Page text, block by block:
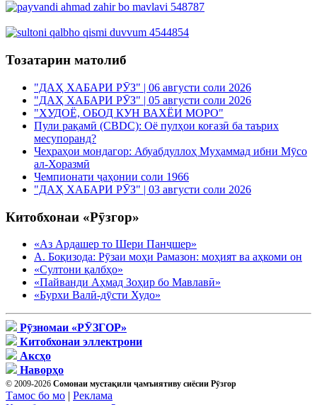
Тозатарин матолиб
"ДАҲ ХАБАРИ РӮЗ" | 06 августи соли 2026
"ДАҲ ХАБАРИ РӮЗ" | 05 августи соли 2026
"ХУДОЁ, ОБОД КУН ВАХЁИ МОРО"
Пули рақамӣ (CBDC): Оё пулҳои коғазӣ ба таърих
месупоранд?
Чеҳраҳои мондагор: Абуабдуллоҳ Муҳаммад ибни Мӯсо
ал-Хоразмӣ
Чемпионати ҷаҳонии соли 1966
"ДАҲ ХАБАРИ РӮЗ" | 03 августи соли 2026
Китобхонаи «Рӯзгор»
«Аз Ардашер то Шери Панҷшер»
А. Боқизода: Рӯзаи моҳи Рамазон: моҳият ва аҳкоми он
«Султони қалбҳо»
«Пайванди Аҳмад Зоҳир бо Мавлавӣ»
«Бурхи Валӣ-дӯсти Худо»
Рӯзномаи «РӮЗГОР»
Китобхонаи эллектрони
Аксҳо
Наворҳо
© 2009-2026 Сомонаи мустақили ҷамъиятиву сиёсии Рӯзгор
Тамос бо мо | Реклама